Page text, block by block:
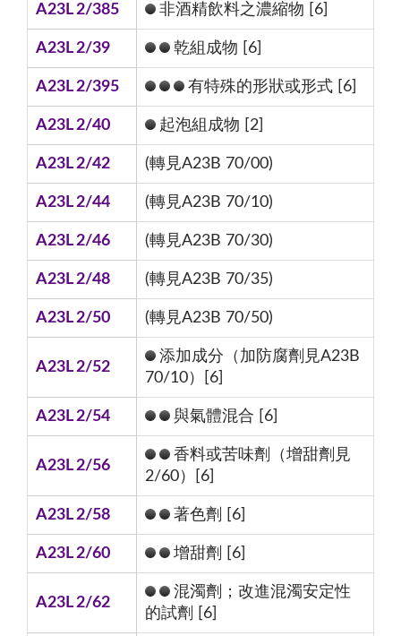
A23L 2/385 非酒精飲料之濃縮物 [6]
A23L 2/39 乾組成物 [6]
A23L 2/395 有特殊的形狀或形式 [6]
A23L 2/40 起泡組成物 [2]
A23L 2/42 (轉見A23B 70/00)
A23L 2/44 (轉見A23B 70/10)
A23L 2/46 (轉見A23B 70/30)
A23L 2/48 (轉見A23B 70/35)
A23L 2/50 (轉見A23B 70/50)
A23L 2/52
添加成分（加防腐劑見A23B
70/10）[6]
A23L 2/54 與氣體混合 [6]
A23L 2/56
香料或苦味劑（增甜劑見
2/60）[6]
A23L 2/58 著色劑 [6]
A23L 2/60 增甜劑 [6]
A23L 2/62
混濁劑；改進混濁安定性
的試劑 [6]